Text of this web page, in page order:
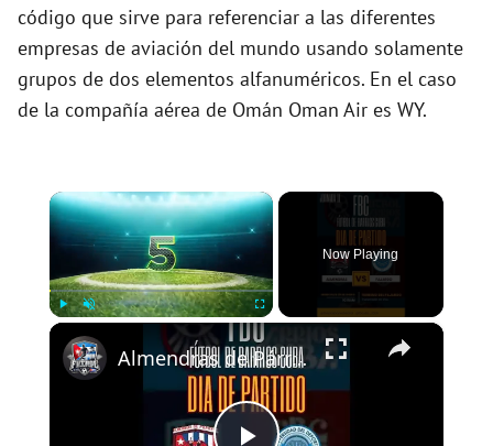
código que sirve para referenciar a las diferentes
empresas de aviación del mundo usando solamente
grupos de dos elementos alfanuméricos. En el caso
de la compañía aérea de Omán Oman Air es WY.
×
Fullscreen
Now Playing
×
Almendras de Párraga VS Fajardo (Partido 72) - #futboldebarrioscuba